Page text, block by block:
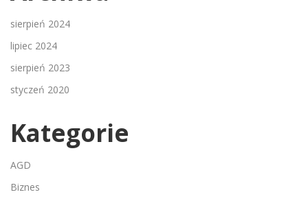
sierpień 2024
lipiec 2024
sierpień 2023
styczeń 2020
Kategorie
AGD
Biznes